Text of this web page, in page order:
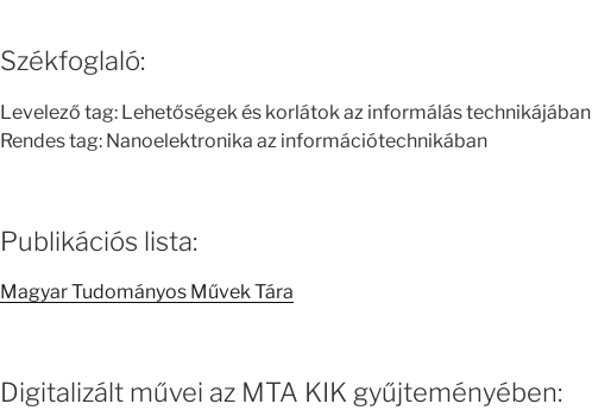
Székfoglaló:
Levelező tag: Lehetőségek és korlátok az informálás technikájában
Rendes tag: Nanoelektronika az információtechnikában
Publikációs lista:
Magyar Tudományos Művek Tára
Digitalizált művei az MTA KIK gyűjteményében: